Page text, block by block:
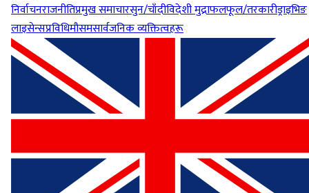
निर्वाचनराजनीतिप्रमुख समाचारसुन/चाँदीविदेशी मुद्राफलफूल/तरकारीड्राइभिङ
लाइसेन्सप्रविधिमौसमसार्वजनिक व्यक्तित्वहरू